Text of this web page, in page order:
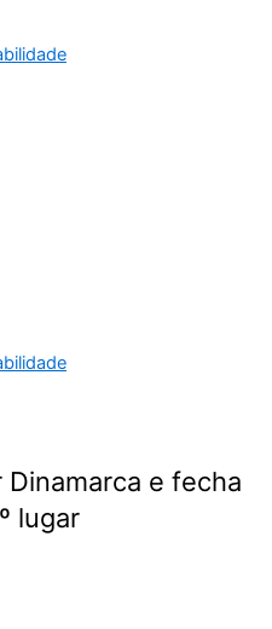
e fecha
lugar